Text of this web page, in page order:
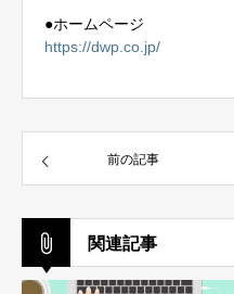
●ホームページ
https://dwp.co.jp/
前の記事
関連記事